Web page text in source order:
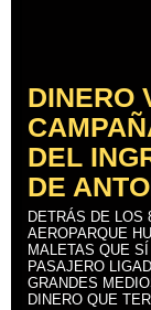
DINERO
DEL
DE
DETRÁS DE LOS
AEROPARQUE
MALETAS QUE
PASAJERO
GRANDES
DINERO QUE